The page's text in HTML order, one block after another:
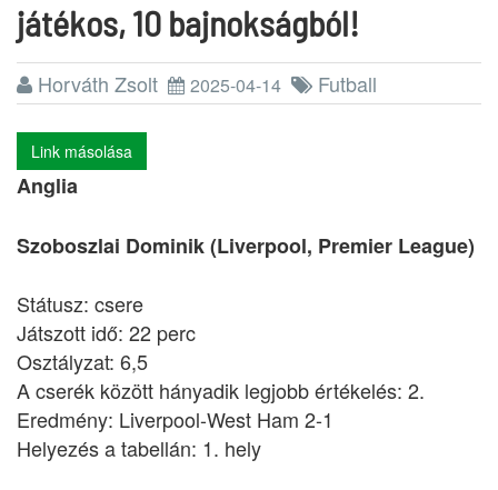
játékos, 10 bajnokságból!
Horváth Zsolt 2025-04-14 Futball
Link másolása
Anglia
Szoboszlai Dominik (Liverpool, Premier League)
Státusz: csere
Játszott idő: 22 perc
Osztályzat: 6,5
A cserék között hányadik legjobb értékelés: 2.
Eredmény: Liverpool-West Ham 2-1
Helyezés a tabellán: 1. hely